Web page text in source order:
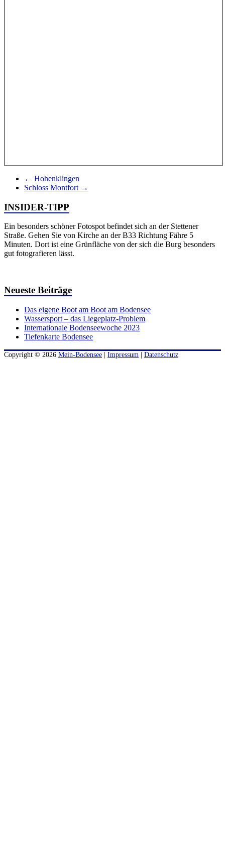
← Hohenklingen
Schloss Montfort →
INSIDER-TIPP
Ein besonders schöner Fotospot befindet sich an der Stettener
Straße. Gehen Sie von Kirche an der B33 Richtung Fähre 5
Minuten. Dort ist eine Grünfläche von der sich die Burg besonders
gut fotografieren lässt.
Neueste Beiträge
Das eigene Boot am Boot am Bodensee
Wassersport – das Liegeplatz-Problem
Internationale Bodenseewoche 2023
Tiefenkarte Bodensee
Copyright © 2026 Mein-Bodensee | Impressum | Datenschutz